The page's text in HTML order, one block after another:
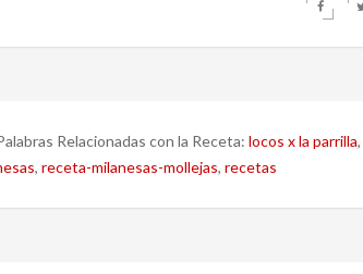
Relacionadas con la Receta: locos x la parrilla,
, receta-milanesas-mollejas, recetas